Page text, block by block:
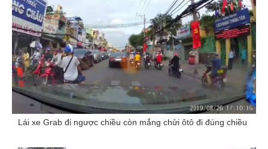
Lái xe Grab đi ngược chiều còn mắng chửi ôtô đi đúng chiều